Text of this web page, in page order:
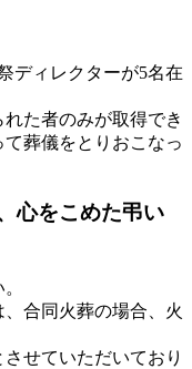
ディレクターが5名在
た者のみが取得でき
葬儀をとりおこなっ
合同火葬の場合、火
せていただいており